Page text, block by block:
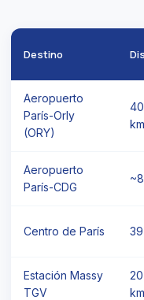
Destino
Aeropuerto
París-Orly
(ORY)
km
Aeropuerto
París-CDG
Centro de París
Estación Massy
TGV
km